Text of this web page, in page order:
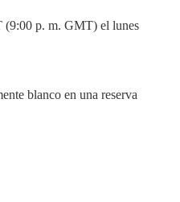
(9:00 p. m. GMT) el lunes